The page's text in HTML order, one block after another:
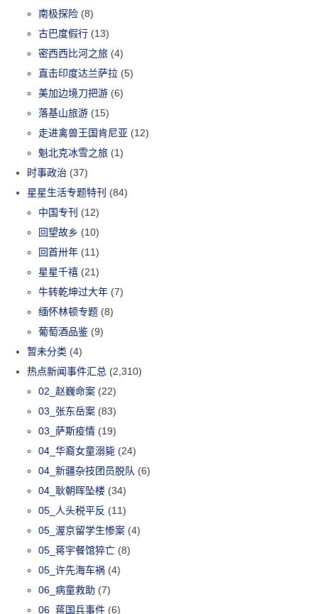
南极探险 (8)
古巴度假行 (13)
密西西比河之旅 (4)
直击印度达兰萨拉 (5)
美加边境刀把游 (6)
落基山旅游 (15)
走进禽兽王国肯尼亚 (12)
魁北克冰雪之旅 (1)
时事政治 (37)
星星生活专题特刊 (84)
中国专刊 (12)
回望故乡 (10)
回首卅年 (11)
星星千禧 (21)
牛转乾坤过大年 (7)
缅怀林顿专题 (8)
葡萄酒品鉴 (9)
暂未分类 (4)
热点新闻事件汇总 (2,310)
02_赵巍命案 (22)
03_张东岳案 (83)
03_萨斯疫情 (19)
04_华裔女童溺毙 (24)
04_新疆杂技团员脱队 (6)
04_耿朝晖坠楼 (34)
05_人头税平反 (11)
05_渥京留学生惨案 (4)
05_蒋宇餐馆猝亡 (8)
05_许先海车祸 (4)
06_病童救助 (7)
06_蒋国兵事件 (6)